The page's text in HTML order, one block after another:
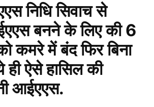
निधि सिवाच से
बनने के लिए की 6
कमरे में बंद फिर बिना
ही ऐसे हासिल की
आईएएस.